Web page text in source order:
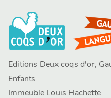
Editions Deux coqs d'or,
Enfants
Immeuble Louis Hachette